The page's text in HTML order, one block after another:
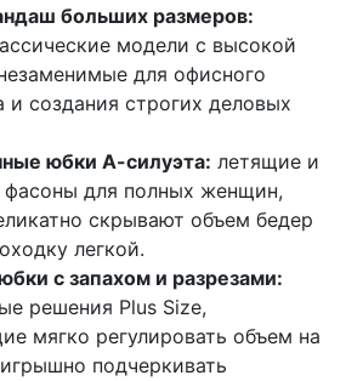
больших размеров:
модели с высокой
для офисного
и создания строгих деловых
юбки А-силуэта: летящие и
фасоны для полных женщин,
скрывают объем бедер
легкой.
с запахом и разрезами:
решения Plus Size,
мягко регулировать объем на
подчеркивать